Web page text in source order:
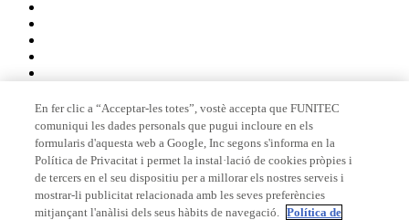
Membre de
Acreditacions
En fer clic a “Acceptar-les totes”, vostè accepta que FUNITEC
comuniqui les dades personals que pugui incloure en els
formularis d'aquesta web a Google, Inc segons s'informa en la
Política de Privacitat i permet la instal·lació de cookies pròpies i
de tercers en el seu dispositiu per a millorar els nostres serveis i
mostrar-li publicitat relacionada amb les seves preferències
mitjançant l'anàlisi dels seus hàbits de navegació. Política de